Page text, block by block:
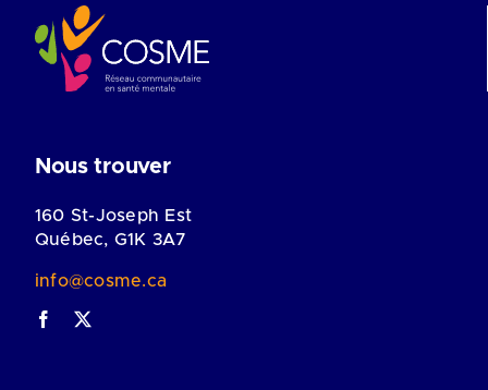
Nous trouver
160 St-Joseph Est
Québec, G1K 3A7
info@cosme.ca